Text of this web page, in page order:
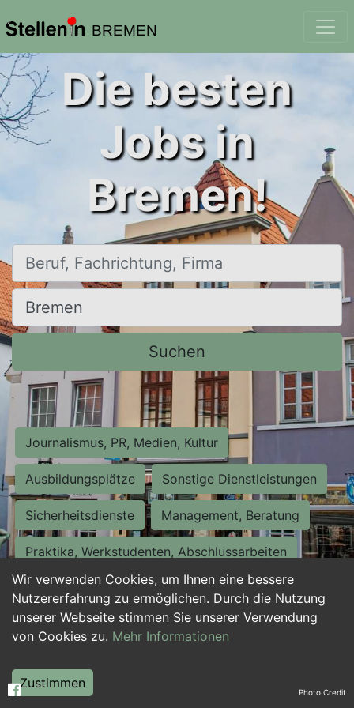
BREMEN
Wir verwenden Cookies, um Ihnen eine bessere
Nutzererfahrung zu ermöglichen. Durch die Nutzung
unserer Webseite stimmen Sie unserer Verwendung
von Cookies zu. Mehr Informationen
Zustimmen
Die besten
Jobs in
Bremen!
Beruf, Fachrichtung, Firma
Ort, Stadt
Suchen
Journalismus, PR, Medien, Kultur
Ausbildungsplätze Sonstige Dienstleistungen
Sicherheitsdienste Management, Beratung
Praktika, Werkstudenten, Abschlussarbeiten
Personalwesen Assistenz, Sekretariat
Hilfskräfte, Aushilfs- und Nebenjobs
Weiterbildung, Studium, duale Ausbildung Photo Credit